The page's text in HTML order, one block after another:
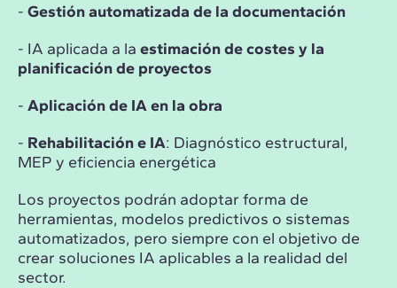
- Gestión automatizada de la documentación
- IA aplicada a la estimación de costes y la
planificación de proyectos
- Aplicación de IA en la obra
- Rehabilitación e IA: Diagnóstico estructural,
MEP y eficiencia energética
Los proyectos podrán adoptar forma de
herramientas, modelos predictivos o sistemas
automatizados, pero siempre con el objetivo de
crear soluciones IA aplicables a la realidad del
sector.